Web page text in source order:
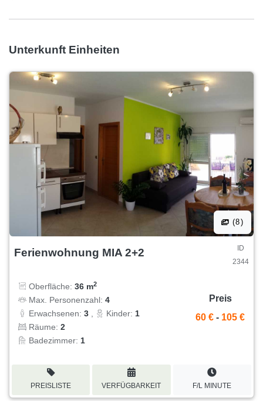
Unterkunft Einheiten
(8)
Ferienwohnung MIA 2+2
ID
2344
Oberfläche: 36 m2
Max. Personenzahl: 4
Erwachsenen: 3 Kinder: 1
Räume: 2
Badezimmer: 1
Preis
60 € - 105 €
PREISLISTE VERFÜGBARKEIT F/L MINUTE